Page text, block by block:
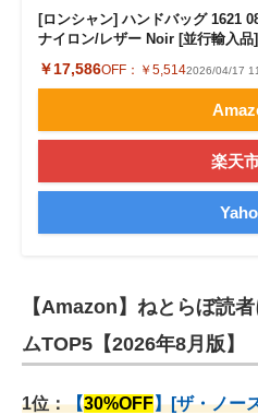
[ロンシャン] ハンドバッグ 1621
ナイロン/レザー Noir [並行輸入品]
￥17,586OFF： ￥5,5142026/04/17
楽天
【Amazon】ねとらぼ読
ムTOP5【2026年8月版】
1位：【30%OFF】[ザ・ノー